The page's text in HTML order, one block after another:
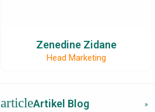
Zenedine Zidane
Head Marketing
articleArtikel Blog »